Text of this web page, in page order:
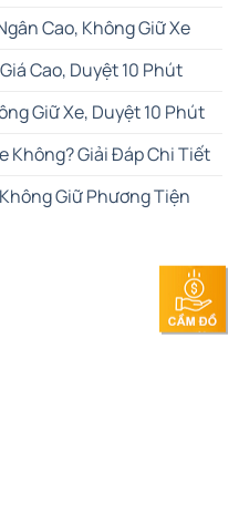
Cao, Không Giữ Xe
Cao, Duyệt 10 Phút
Giữ Xe, Duyệt 10 Phút
Không? Giải Đáp Chi Tiết
Giữ Phương Tiện